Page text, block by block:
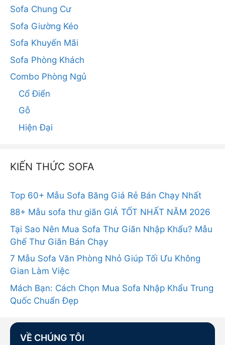
Sofa Chung Cư
Sofa Giường Kéo
Sofa Khuyến Mãi
Sofa Phòng Khách
Combo Phòng Ngủ
Cổ Điển
Gỗ
Hiện Đại
KIẾN THỨC SOFA
Top 60+ Mẫu Sofa Băng Giá Rẻ Bán Chạy Nhất
88+ Mẫu sofa thư giãn GIÁ TỐT NHẤT NĂM 2026
Tại Sao Nên Mua Sofa Thư Giãn Nhập Khẩu? Mẫu
Ghế Thư Giãn Bán Chạy
7 Mẫu Sofa Văn Phòng Nhỏ Giúp Tối Ưu Không
Gian Làm Việc
Mách Bạn: Cách Chọn Mua Sofa Nhập Khẩu Trung
Quốc Chuẩn Đẹp
VỀ CHÚNG TÔI